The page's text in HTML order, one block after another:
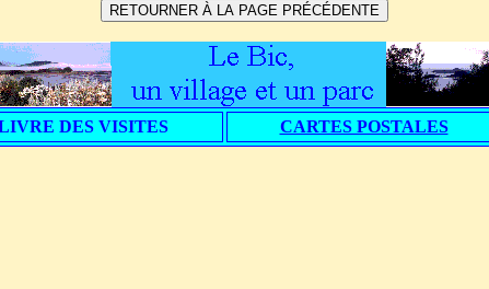
DES VISITES CARTES POSTALES